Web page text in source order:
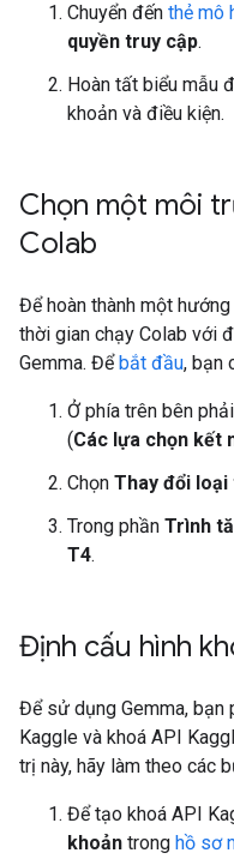
Chuyển đến thẻ mô
quyền truy cập.
Hoàn tất biểu mẫu
khoản và điều kiện.
Chọn một môi
Colab
Để hoàn thành một
thời gian chạy Colab với
Gemma. Đểbắt đầu, bạn
Ở phía trên bên
(Các lựa chọn kết
Chọn Thay đổi loại
Trong phần Trình
T4.
Định cấu hình
Để sử dụng Gemma, bạn
Kaggle và khoá API
trị này, hãy làm theo các
Để tạo khoá API
khoản trong hồ sơ